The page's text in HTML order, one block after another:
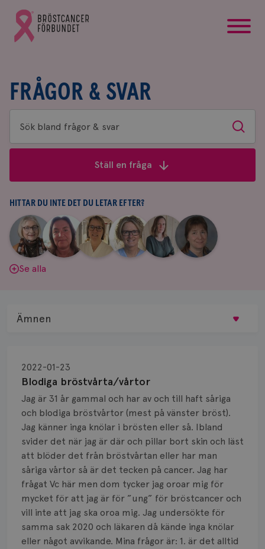
Gå
till
Bröstcancerförbundets
FRÅGOR & SVAR
Sök
bland
&
svar
Sök
Ställ en fråga
HITTAR DU INTE DET DU LETAR EFTER?
Aina
Johnsson
|
Anne
Andersson
Fredrika
Killander
|
Jeanette
Bäcklund
|
Maria
Edegran
|
Yvette
Andersson
Se alla
Blodiga bröstvårta/vårtor
2022-01-23
Jag är 31 år gammal och har av och till haft såriga
och blodiga bröstvårtor (mest på vänster bröst).
Jag känner inga knölar i brösten eller så. Ibland
svider det när jag är där och pillar bort skin och läst
att blöder det från bröstvårtan eller har man
såriga vårtor så är det tecken på cancer. Jag har
frågat Vc här men dom tycker jag oroar mig för
mycket för att jag är för ”ung” för bröstcancer och
vill inte att jag ska oroa mig. Jag undersökte för
samma sak 2020 och läkaren då kände inga knölar
eller något avvikande. Mina frågor är: 1. är det alltid
Ämnen
Biopsi
Biverkningar
Bröstvårta
Knöl
Läkemedel
Typ av bröstcancer
Smärta